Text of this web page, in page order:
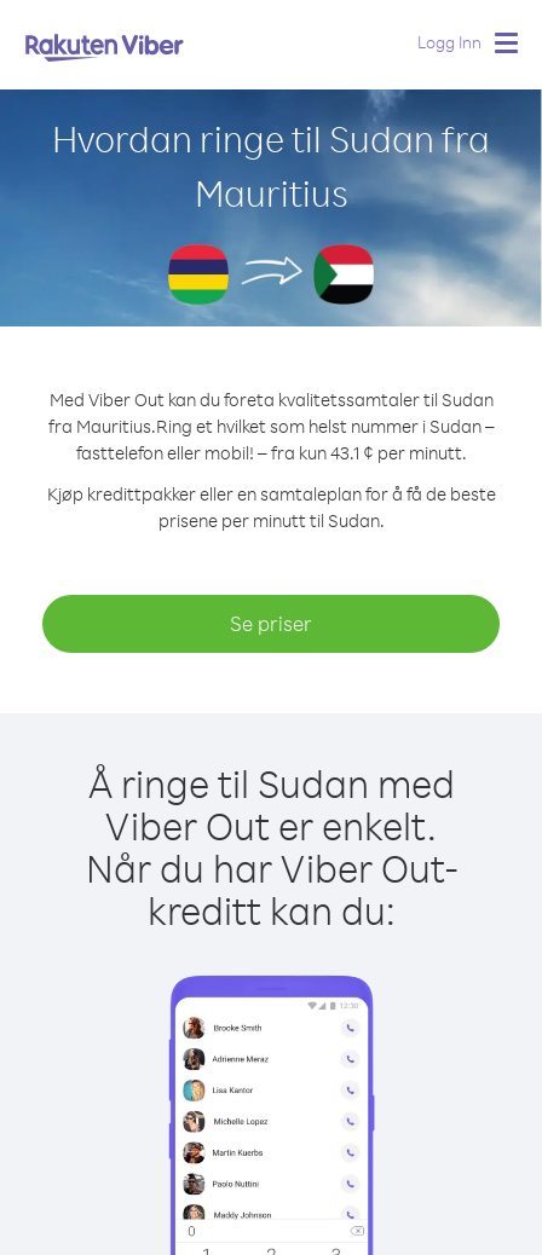
Logg Inn
Hvordan ringe til Sudan fra
Mauritius
Med Viber Out kan du foreta kvalitetssamtaler til Sudan
fra Mauritius.Ring et hvilket som helst nummer i Sudan –
fasttelefon eller mobil! – fra kun 43.1 ¢ per minutt.
Kjøp kredittpakker eller en samtaleplan for å få de beste
prisene per minutt til Sudan.
Se priser
Å ringe til Sudan med
Viber Out er enkelt.
Når du har Viber Out-
kreditt kan du: